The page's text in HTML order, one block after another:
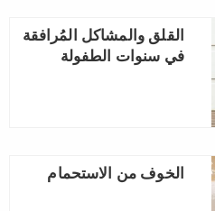
القلق والمشاكل المُرافقة
في سنوات الطفولة
الخوف من الاستحمام